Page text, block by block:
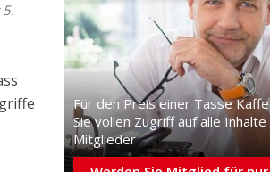
Für den Preis einer Tasse
Sie vollen Zugriff auf alle
Mitglieder